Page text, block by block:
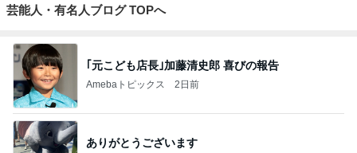
芸能人・有名人ブログ TOPへ
｢元こども店長｣加藤清史郎 喜びの報告
Amebaトピックス 2日前
ありがとうございます